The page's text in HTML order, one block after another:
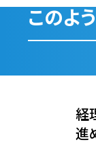
このよ
経
進